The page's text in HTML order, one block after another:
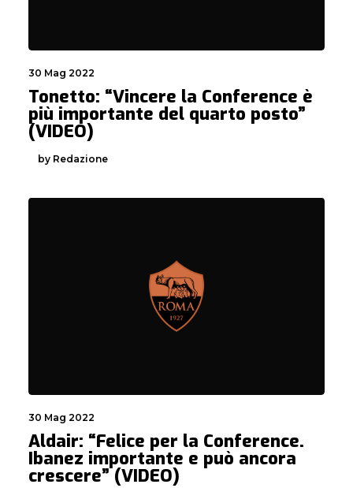
30 Mag 2022
Tonetto: “Vincere la Conference è
più importante del quarto posto”
(VIDEO)
by Redazione
30 Mag 2022
Aldair: “Felice per la Conference.
Ibanez importante e può ancora
crescere” (VIDEO)